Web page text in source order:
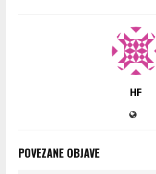
HF
POVEZANE OBJAVE